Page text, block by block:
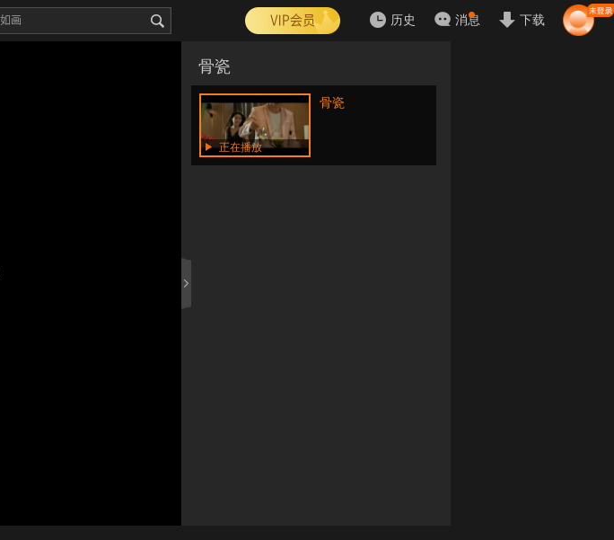
历史 消息 下载
骨瓷
正在播放
骨瓷